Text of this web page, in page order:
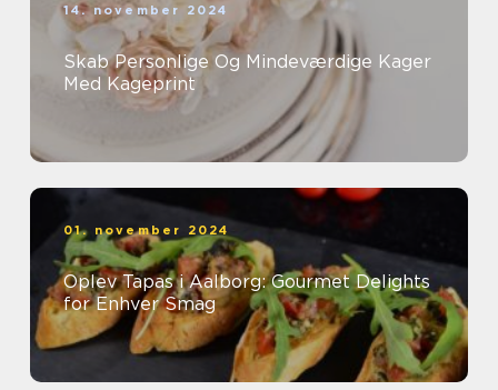
14. november 2024
Skab Personlige Og Mindeværdige Kager
Med Kageprint
01. november 2024
Oplev Tapas i Aalborg: Gourmet Delights
for Enhver Smag